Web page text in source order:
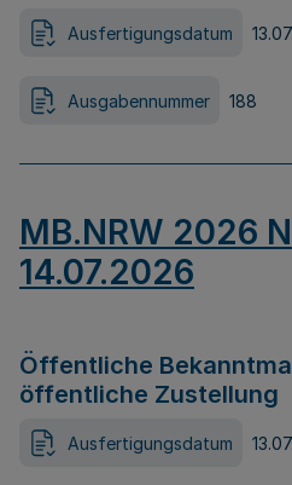
Ausfertigungsdatum
Ausgabennummer 188
MB.NRW 2026
14.07.2026
Öffentliche
öffentliche Zustellung
Ausfertigungsdatum